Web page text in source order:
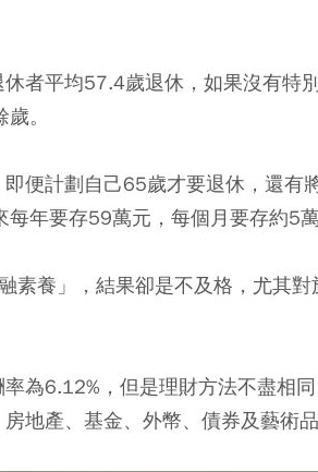
者平均57.4歲退休，如果沒有特
。
便計劃自己65歲才要退休，還有
年要存59萬元，每個月要存約5萬
素養」，結果卻是不及格，尤其
為6.12%，但是理財方法不盡相
地產、基金、外幣、債券及藝術品